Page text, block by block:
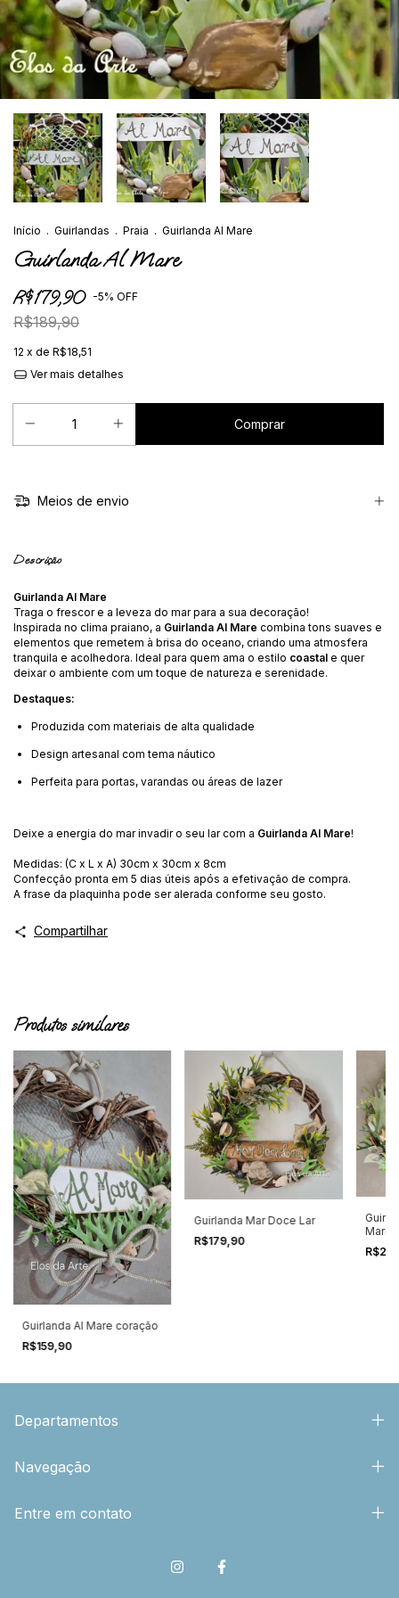
Início . Guirlandas . Praia . Guirlanda Al Mare
Guirlanda Al Mare
R$179,90 -5% OFF
R$189,90
12 x de R$18,51
Ver mais detalhes
Meios de envio
Descrição
Guirlanda Al Mare
Traga o frescor e a leveza do mar para a sua decoração!
Inspirada no clima praiano, a Guirlanda Al Mare combina tons suaves e
elementos que remetem à brisa do oceano, criando uma atmosfera
tranquila e acolhedora. Ideal para quem ama o estilo coastal e quer
deixar o ambiente com um toque de natureza e serenidade.
Destaques:
Produzida com materiais de alta qualidade
Design artesanal com tema náutico
Perfeita para portas, varandas ou áreas de lazer
Deixe a energia do mar invadir o seu lar com a Guirlanda Al Mare!
Medidas: (C x L x A) 30cm x 30cm x 8cm
Confecção pronta em 5 dias úteis após a efetivação de compra.
A frase da plaquinha pode ser alerada conforme seu gosto.
Compartilhar
Produtos similares
Guirlanda Al Mare coração
R$159,90
Guirlanda Mar Doce Lar
R$179,90
Departamentos
Navegação
Entre em contato